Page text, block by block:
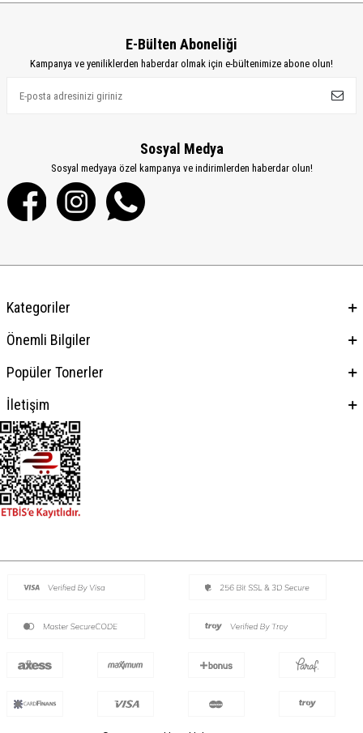
E-Bülten Aboneliği
Kampanya ve yeniliklerden haberdar olmak için e-bültenimize abone olun!
Sosyal Medya
Sosyal medyaya özel kampanya ve indirimlerden haberdar olun!
Kategoriler
Önemli Bilgiler
Popüler Tonerler
İletişim